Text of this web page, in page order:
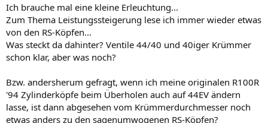
Ich brauche mal eine kleine Erleuchtung...
Zum Thema Leistungssteigerung lese ich immer wieder etwas
von den RS-Köpfen...
Was steckt da dahinter? Ventile 44/40 und 40iger Krümmer
schon klar, aber was noch?
Bzw. andersherum gefragt, wenn ich meine originalen R100R
'94 Zylinderköpfe beim Überholen auch auf 44EV ändern
lasse, ist dann abgesehen vom Krümmerdurchmesser noch
etwas anders zu den sagenumwogenen RS-Köpfen?